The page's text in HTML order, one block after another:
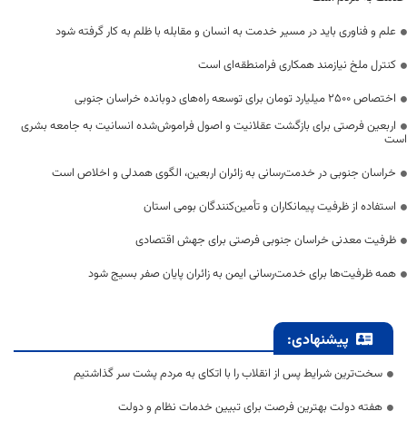
علم و فناوری باید در مسیر خدمت به انسان و مقابله با ظلم به کار گرفته شود
کنترل ملخ نیازمند همکاری فرامنطقه‌ای است
اختصاص 2500 میلیارد تومان برای توسعه راه‌های دوبانده خراسان جنوبی
اربعین فرصتی برای بازگشت عقلانیت و اصول فراموش‌شده انسانیت به جامعه بشری
است
خراسان جنوبی در خدمت‌رسانی به زائران اربعین، الگوی همدلی و اخلاص است
استفاده از ظرفیت پیمانکاران و تأمین‌کنندگان بومی استان
ظرفیت معدنی خراسان جنوبی فرصتی برای جهش اقتصادی
همه ظرفیت‌ها برای خدمت‌رسانی ایمن به زائران پایان صفر بسیج شود
پیشنهادی:
سخت‌ترین شرایط پس از انقلاب را با اتکای به مردم پشت سر گذاشتیم
هفته دولت بهترین فرصت برای تبیین خدمات نظام و دولت